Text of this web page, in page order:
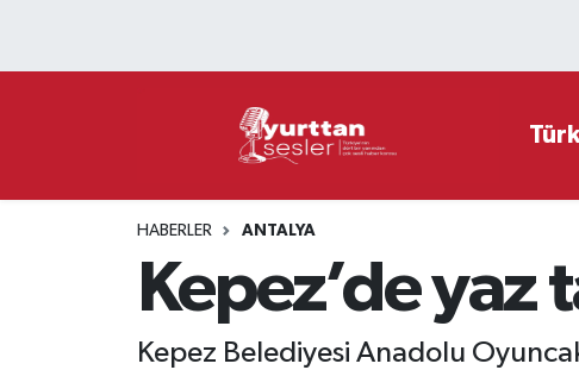
HABERLER ANTALYA
Kepez’de
Kepez Belediyesi Anadolu
Süper Lig Puan Durumu ve Fikstür
Haber Arşivi